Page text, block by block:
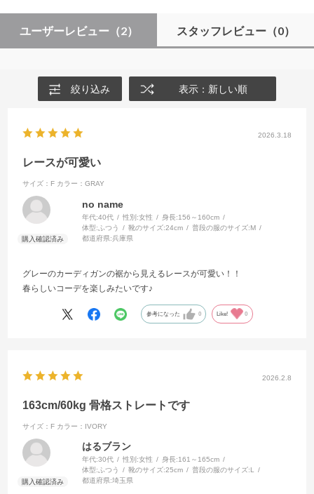
ユーザーレビュー （2） スタッフレビュー（0）
絞り込み 表示：新しい順
2026.3.18
レースが可愛い
サイズ：F カラー：GRAY
no name
年代:40代 性別:女性 身長:156～160cm
体型: ふつう 靴のサイズ:24cm 普段の服のサイズ:M
都道府県:兵庫県
グレーのカーディガンの裾から見えるレースが可愛い！！
春らしいコーデを楽しみたいです♪
参考になった 0 Like! 0
2026.2.8
163cm/60kg 骨格ストレートです
サイズ：F カラー：IVORY
はるブラン
年代:30代 性別:女性 身長:161～165cm
体型: ふつう 靴のサイズ:25cm 普段の服のサイズ:L
都道府県:埼玉県